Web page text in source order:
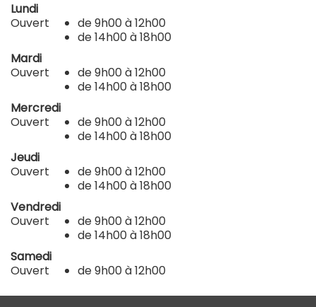
Lundi
Ouvert
de 9h00 à 12h00
de 14h00 à 18h00
Mardi
Ouvert
de 9h00 à 12h00
de 14h00 à 18h00
Mercredi
Ouvert
de 9h00 à 12h00
de 14h00 à 18h00
Jeudi
Ouvert
de 9h00 à 12h00
de 14h00 à 18h00
Vendredi
Ouvert
de 9h00 à 12h00
de 14h00 à 18h00
Samedi
Ouvert
de 9h00 à 12h00